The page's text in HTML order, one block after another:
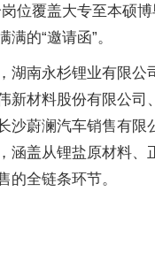
位覆盖大专至本硕
的“邀请函”。
湖南永杉锂业有限公
新材料股份有限公司
沙蔚澜汽车销售有限
涵盖从锂盐原材料、
的全链条环节。